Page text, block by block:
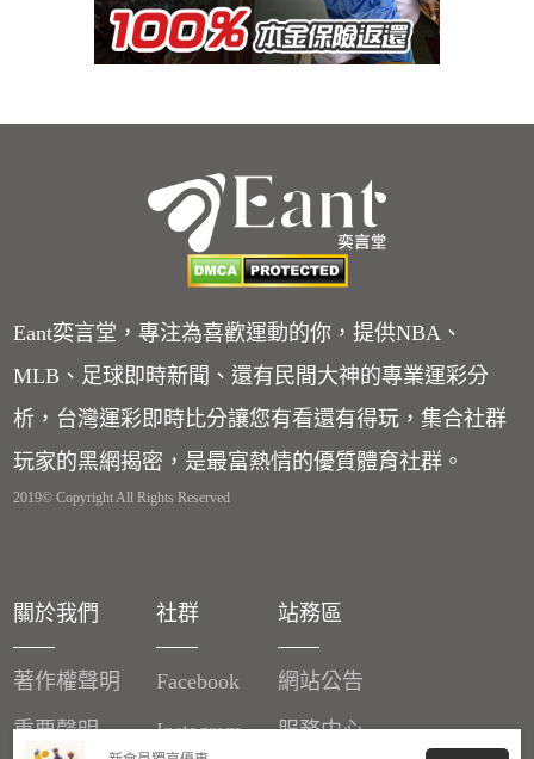
Eant奕言堂，專注為喜歡運動的你，提供NBA、
MLB、足球即時新聞、還有民間大神的專業運彩分
析，台灣運彩即時比分讓您有看還有得玩，集合社群
玩家的黑網揭密，是最富熱情的優質體育社群。
2019© Copyright All Rights Reserved
關於我們
著作權聲明
重要聲明
社群
Facebook
Instagram
站務區
網站公告
服務中心